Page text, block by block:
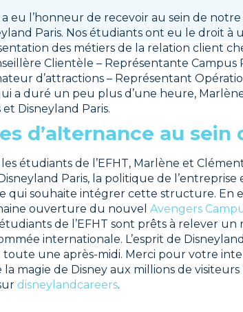
a eu l’honneur de recevoir au sein de
Paris. Nos étudiants ont eu le droit à
des métiers de la relation client
Clientèle – Représentante Campus
d’attractions – Représentant
a duré un peu plus d’une heure,
Disneyland Paris.
d’alternance au sein
étudiants de l’EFHT, Marlène et
Paris, la politique de l’entreprise
qui souhaite intégrer cette structure. En
ouverture du nouvel Avengers
de l’EFHT sont prêts à relever un
internationale. L’esprit de
une après-midi. Merci pour votre
la magie de Disney aux millions de
disneylandcareers.